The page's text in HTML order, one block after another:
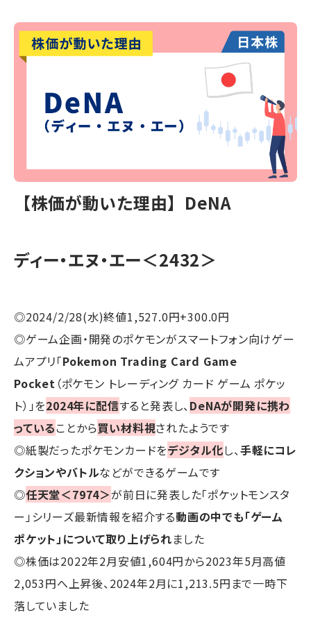
【株価が動いた理由】DeNA
ディー・エヌ・エー＜2432＞
◎2024/2/28(水)終値1,527.0円+300.0円
◎ゲーム企画・開発のポケモンがスマートフォン向けゲー
ムアプリ「Pokemon Trading Card Game
Pocket （ポケモン トレーディング カード ゲーム ポケッ
ト）」を2024年に配信すると発表し、 DeNAが開発に携わ
っていることから買い材料視されたようです
◎紙製だったポケモンカードをデジタル化し、手軽にコレ
クションやバトルなどができるゲームです
◎任天堂＜7974＞が前日に発表した「ポケットモンスタ
ー」シリーズ最新情報を紹介する動画の中でも「ゲーム
ポケット」について取り上げられました
◎株価は2022年2月安値1,604円から2023年5月高値
2,053円へ上昇後、2024年2月に1,213.5円まで一時下
落していました